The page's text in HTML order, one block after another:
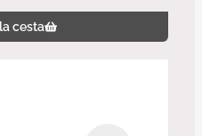
cesta